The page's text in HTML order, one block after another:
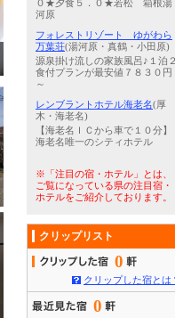
エコノミーツイン
０★夕食５．０★若松 箱根湯
河原
フォレストリゾート ゆがわら
万葉荘(湯河原・真鶴・小田原)
源泉掛け流しの家族風呂♪１泊
食付プランが最安値７８３０円
～
レンブラントホテル海老名(厚
木・海老名)
【海老名ＩＣから車で１０分】
海老名唯一のシティホテル
※「注目の宿・ホテル」とは、
ご覧になっている県の注目宿・
ホテルをご紹介しております。
クリップリスト
0
クリップした宿とは
0